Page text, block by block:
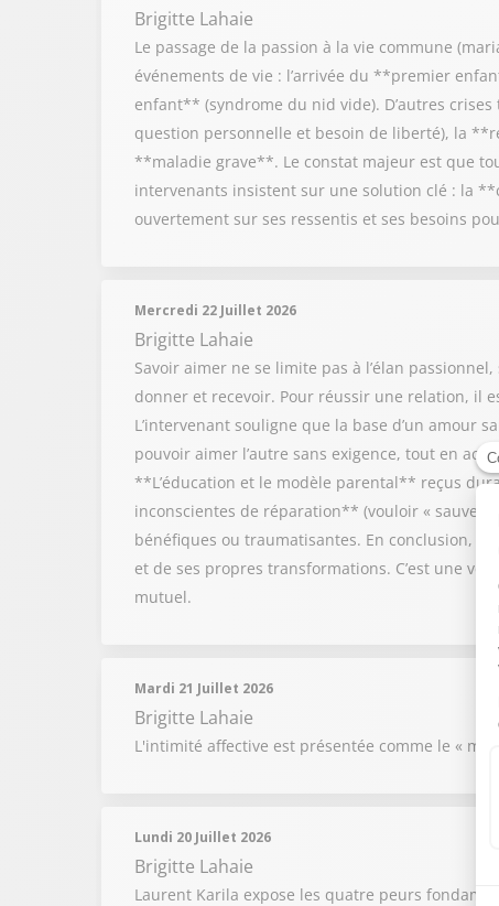
Brigitte Lahaie
Le passage de la passion à la vie commune
événements de vie : l’arrivée du **premier
enfant** (syndrome du nid vide). D’autres
question personnelle et besoin de liberté), la
**maladie grave**. Le constat majeur est que
intervenants insistent sur une solution clé : la
ouvertement sur ses ressentis et ses besoins
Mercredi 22 Juillet 2026
Brigitte Lahaie
Savoir aimer ne se limite pas à l’élan
donner et recevoir. Pour réussir une relation, il
L’intervenant souligne que la base d’un amour
pouvoir aimer l’autre sans exigence, tout en
**L’éducation et le modèle parental** reçus
inconscientes de réparation** (vouloir « sauver
bénéfiques ou traumatisantes. En conclusion,
et de ses propres transformations. C’est une
mutuel.
Mardi 21 Juillet 2026
Brigitte Lahaie
L'intimité affective est présentée comme le «
Lundi 20 Juillet 2026
Brigitte Lahaie
Laurent Karila expose les quatre peurs